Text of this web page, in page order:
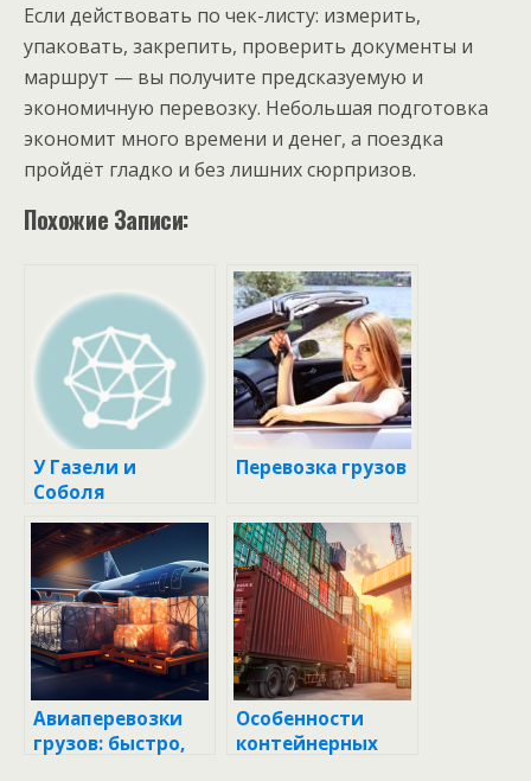
Если действовать по чек-листу: измерить,
упаковать, закрепить, проверить документы и
маршрут — вы получите предсказуемую и
экономичную перевозку. Небольшая подготовка
экономит много времени и денег, а поездка
пройдёт гладко и без лишних сюрпризов.
Похожие Записи:
У Газели и
Соболя
появились
подушки
безопасности
Перевозка грузов
Авиаперевозки
грузов: быстро,
Особенности
контейнерных